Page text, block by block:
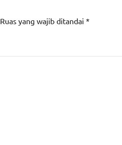
Ruas yang wajib ditandai *